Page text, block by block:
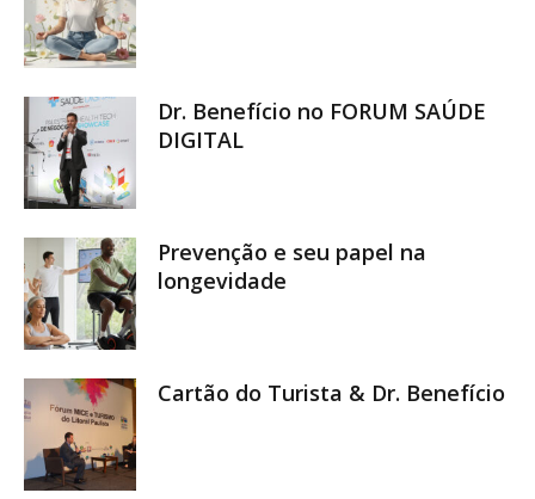
Dr. Benefício no FORUM SAÚDE
DIGITAL
Prevenção e seu papel na
longevidade
Cartão do Turista & Dr. Benefício